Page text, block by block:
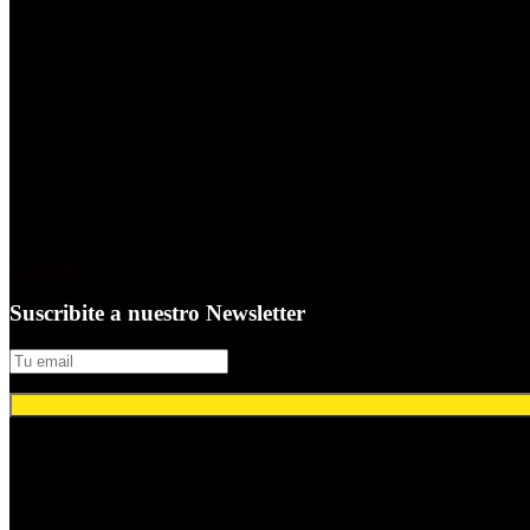
Suscribite a nuestro Newsletter